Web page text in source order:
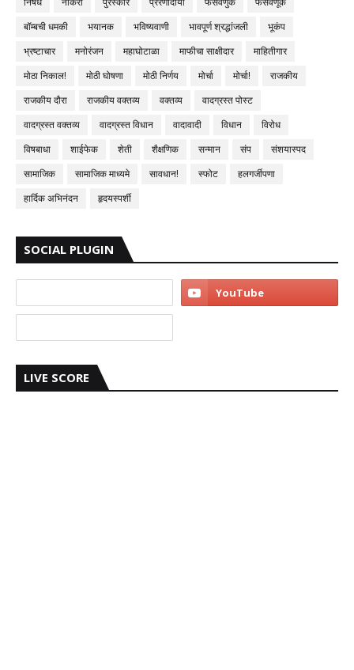
बॉम्बची धमकी
भयानक भविष्यवाणी भावपूर्ण श्रद्धांजली
भूकंप
भ्रष्टाचार
मनोरंजन महाघोटाळा माफीचा साक्षीदार
माहितीगार
मोठा निकाल!
मोठी घोषणा मोठी निर्णय मोर्चा मोर्चा!
राजकीय
राजकीय दौरा
राजकीय वक्तव्य वक्तव्य
वादग्रस्त पोस्ट
वादग्रस्त वक्तव्य
वादग्रस्त विधान वादावादी विधान
विरोध
विषबाधा
शाईफेक शेती शैक्षणिक सन्मान संप
संशयास्पद
सामाजिक
सामाजिक माध्यमे सावधान! स्फोट
हलगर्जीपणा
हार्दिक अभिनंदन
हृदयस्पर्शी
SOCIAL PLUGIN
LIVE SCORE